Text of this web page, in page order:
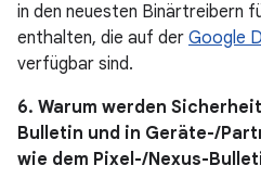
in den neuesten Binärtreibern
enthalten, die auf der Google
verfügbar sind.
6. Warum werden
Bulletin und in Geräte-/
wie dem Pixel-/Nexus-